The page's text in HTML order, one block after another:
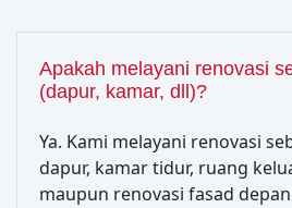
Apakah melayani renovasi
(dapur, kamar, dll)?
Ya. Kami melayani renovasi
dapur, kamar tidur, ruang
maupun renovasi fasad